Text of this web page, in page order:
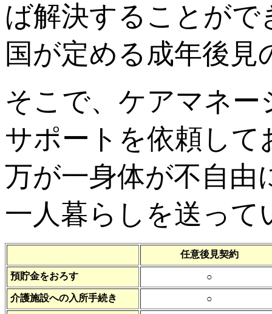
ば解決することが
国が定める成年後
そこで、ケアマネ
サポートを依頼して
万が一身体が不自由
一人暮らしを送っ
任意後見契約
預貯金をおろす ○
介護施設への入所手続き ○